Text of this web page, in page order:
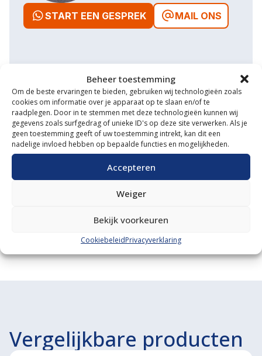
Beheer toestemming
Om de beste ervaringen te bieden, gebruiken wij technologieën zoals
cookies om informatie over je apparaat op te slaan en/of te
raadplegen. Door in te stemmen met deze technologieën kunnen wij
gegevens zoals surfgedrag of unieke ID's op deze site verwerken. Als je
geen toestemming geeft of uw toestemming intrekt, kan dit een
nadelige invloed hebben op bepaalde functies en mogelijkheden.
Accepteren
Weiger
Bekijk voorkeuren
CookiebeleidPrivacyverklaring
START EEN GESPREK MAIL ONS
Waarom VM Service
Uitgebreide showroom
Eigen transportservice
Gespecialiseerde werkplaats
Diverse aanbouwwerktuigen
Grote voorraad minitrekkers
Grootste in kleine tractoren
Vergelijkbare producten